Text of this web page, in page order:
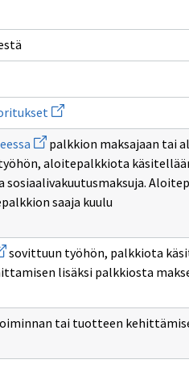
Avaa
uuden
ikkunan
sivulle
Erillistehtäviin
perustuvat
suoritukset
Avaa
uuden
ikkunan
sivulle
palvelussuhteessa
palkkion maksajaan tai
aloitepalkkiota
sosiaalivakuutusmaksuja.
saaja kuulu
sovittuun työhön, palkkiota
lisäksi palkkiosta
tai tuotteen